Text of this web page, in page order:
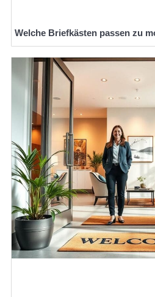
Welche Briefkästen passen zu